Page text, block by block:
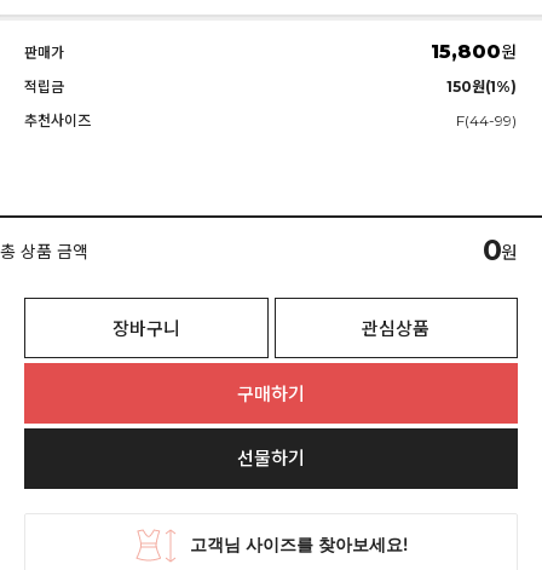
판매가 15,800원
적립금
150원(1%)
추천사이즈
F(44-99)
총 상품 금액 0원
장바구니 관심상품
구매하기
선물하기